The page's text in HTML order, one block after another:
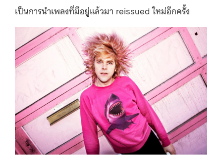
เป็นการนำเพลงที่มีอยู่แล้วมา reissued ใหม่อีกครั้ง